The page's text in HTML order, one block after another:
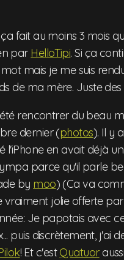
ça fait au moins 3 mois
par HelloTipi. Si ça
mais je me suis
de ma mère. Juste des
rencontrer du beau
dernier (photos). Il y
l'iPhone en avait déjà
parce qu'il parle
by moo) (Ca va
vraiment jolie offerte
Je papotais avec
puis discrètement, j'ai
! Et c'estQuatuor